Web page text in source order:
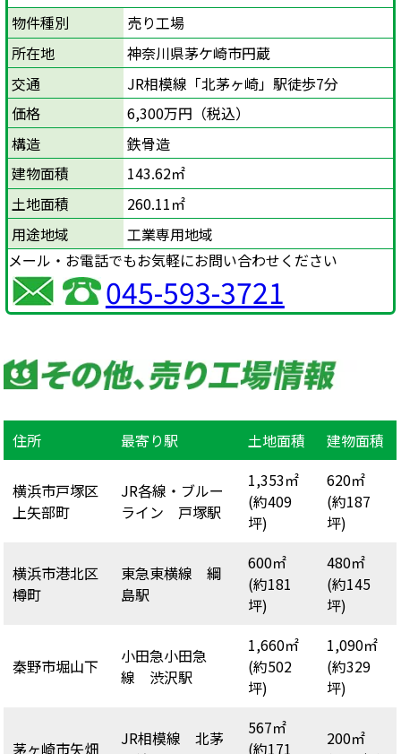
用途地域 工業専用地域
土地面積 260.11㎡
建物面積 143.62㎡
構造 鉄骨造
価格 6,300万円（税込）
交通 JR相模線「北茅ヶ崎」駅徒歩7分
所在地 神奈川県茅ケ崎市円蔵
物件種別 売り工場
メール・お電話でもお気軽にお問い合わせください
045-593-3721
住所 最寄り駅 土地面積 建物面積
横浜市戸塚区
上矢部町
JR各線・ブルー
ライン 戸塚駅
1,353㎡
(約409
坪)
620㎡
(約187
坪)
横浜市港北区
樽町
東急東横線 綱
島駅
600㎡
(約181
坪)
480㎡
(約145
坪)
秦野市堀山下
小田急小田急
線 渋沢駅
1,660㎡
(約502
坪)
1,090㎡
(約329
坪)
茅ヶ崎市矢畑
JR相模線 北茅
567㎡
(約171
200㎡